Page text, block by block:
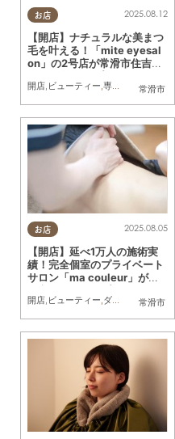
お店
常滑市
2025.08.12
【開店】ナチュラルな美まつ
毛を叶える！「mite eyesal
on」の2号店が常滑市住吉町
開店, ビューティー,専門店 まちネタ
お店
常滑市
2025.08.05
【開店】延べ1万人の施術実
績！完全個室のプライベート
サロン「ma couleur」が常
開店, ビューティー,ダイエット ,健康